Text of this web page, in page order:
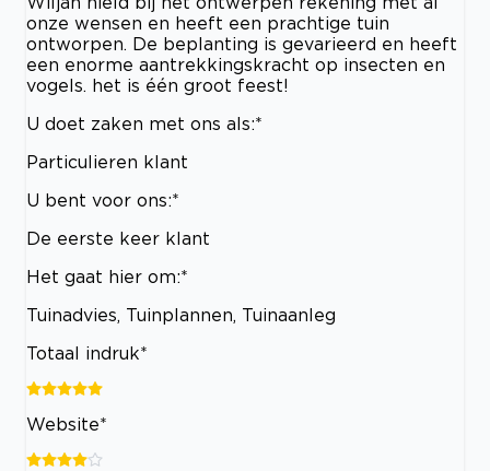
onze wensen en heeft een prachtige tuin
ontworpen. De beplanting is gevarieerd en heeft
een enorme aantrekkingskracht op insecten en
vogels. het is één groot feest!
U doet zaken met ons als:*
Particulieren klant
U bent voor ons:*
De eerste keer klant
Het gaat hier om:*
Tuinadvies, Tuinplannen, Tuinaanleg
Totaal indruk*
Website*